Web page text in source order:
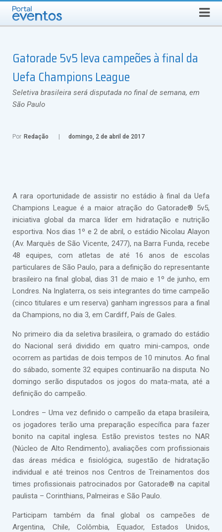
Select Language ▼
Gatorade 5v5 leva campeões à final da
Uefa Champions League
Seletiva brasileira será disputada no final de semana, em
São Paulo
Por Redação domingo, 2 de abril de 2017
A rara oportunidade de assistir no estádio à final da Uefa
Champions League é a maior atração do Gatorade® 5v5,
iniciativa global da marca líder em hidratação e nutrição
esportiva. Nos dias 1º e 2 de abril, o estádio Nicolau Alayon
(Av. Marquês de São Vicente, 2477), na Barra Funda, recebe
48 equipes, com atletas de até 16 anos de escolas
particulares de São Paulo, para a definição do representante
brasileiro na final global, dias 31 de maio e 1º de junho, em
Londres. Na Inglaterra, os seis integrantes do time campeão
(cinco titulares e um reserva) ganham ingressos para a final
da Champions, no dia 3, em Cardiff, País de Gales.
No primeiro dia da seletiva brasileira, o gramado do estádio
do Nacional será dividido em quatro mini-campos, onde
ocorrem as partidas de dois tempos de 10 minutos. Ao final
do sábado, somente 32 equipes continuarão na disputa. No
domingo serão disputados os jogos do mata-mata, até a
definição do campeão.
Londres – Uma vez definido o campeão da etapa brasileira,
os jogadores terão uma preparação específica para fazer
bonito na capital inglesa. Estão previstos testes no NAR
(Núcleo de Alto Rendimento), avaliações com profissionais
das áreas médica e fisiológica, sugestão de hidratação
individual e até treinos nos Centros de Treinamentos dos
times profissionais patrocinados por Gatorade® na capital
paulista – Corinthians, Palmeiras e São Paulo.
Participam também da final global os campeões de
Argentina, Chile, Colômbia, Equador, Estados Unidos,